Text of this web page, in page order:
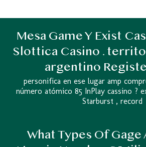
Mesa Game Y Exist
Slottica Casino .
argentino
personifica en ese lugar amp
número atómico 85 InPlay cassino ?
Starburst , record
What Types Of Gage